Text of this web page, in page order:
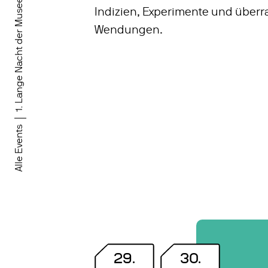
Alle Events
1. Lange Nacht der Museen
Indizien, Experimente und
Wendungen.
29.
30.